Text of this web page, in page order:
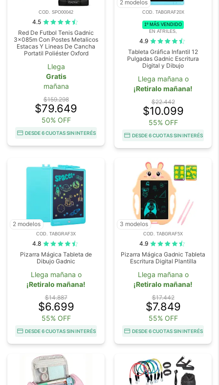
COD. SPO00042
4.5
Red De Futbol Tenis Gadnic
3x085m Con Postes Metalicos
Estacas Y Lineas De Cancha
Portatil Poliéster Oxford
Llega
Gratis
mañana
$159.298
$79.649
50% OFF
DESDE 6 CUOTAS SIN INTERÉS
2 modelos
COD. TABGRAF20X
1º MÁS VENDIDO
EN ATRILES,
4.9
Tableta Gráfica Infantil 12
Pulgadas Gadnic Escritura
Digital y Dibujo
Llega mañana o
¡Retiralo mañana!
$22.442
$10.099
55% OFF
DESDE 6 CUOTAS SIN INTERÉS
2 modelos
COD. TABGRAF3X
4.8
Pizarra Mágica Tableta de
Dibujo Gadnic
Llega mañana o
¡Retiralo mañana!
$14.887
$6.699
55% OFF
DESDE 6 CUOTAS SIN INTERÉS
3 modelos
COD. TABGRAF5X
4.9
Pizarra Mágica Gadnic Tableta
Escritura Digital Plantilla
Llega mañana o
¡Retiralo mañana!
$17.442
$7.849
55% OFF
DESDE 6 CUOTAS SIN INTERÉS